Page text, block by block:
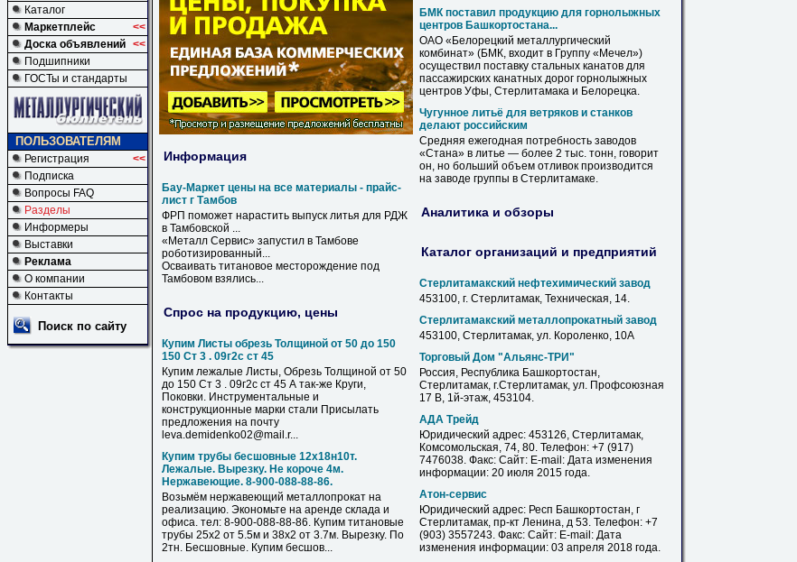
Каталог
Маркетплейс
<<
Доска объявлений <<
Подшипники
ГОСТы и стандарты
ПОЛЬЗОВАТЕЛЯМ
Регистрация
<<
Подписка
Вопросы FAQ
Разделы
Информеры
Выставки
Реклама
О компании
Контакты
Поиск по сайту
Информация
Бау-Маркет цены на все материалы - прайс-
лист г Тамбов
ФРП поможет нарастить выпуск литья для РДЖ
в Тамбовской ...
«Металл Сервис» запустил в Тамбове
роботизированный...
Осваивать титановое месторождение под
Тамбовом взялись...
Спрос на продукцию, цены
Купим Листы обрезь Толщиной от 50 до 150
150 Ст 3 . 09г2с ст 45
Купим лежалые Листы, Обрезь Толщиной от 50
до 150 Ст 3 . 09г2с ст 45 А так-же Круги,
Поковки. Инструментальные и
конструкционные марки стали Присылать
предложения на почту
leva.demidenko02@mail.r...
Купим трубы бесшовные 12х18н10т.
Лежалые. Вырезку. Не короче 4м.
Нержавеющие. 8-900-088-88-86.
Возьмём нержавеющий металлопрокат на
реализацию. Экономьте на аренде склада и
офиса. тел: 8-900-088-88-86. Купим титановые
трубы 25х2 от 5.5м и 38х2 от 3.7м. Вырезку. По
2тн. Бесшовные. Купим бесшов...
БМК поставил продукцию для горнолыжных
центров Башкортостана...
ОАО «Белорецкий металлургический
комбинат» (БМК, входит в Группу «Мечел»)
осуществил поставку стальных канатов для
пассажирских канатных дорог горнолыжных
центров Уфы, Стерлитамака и Белорецка.
Чугунное литьё для ветряков и станков
делают российским
Средняя ежегодная потребность заводов
«Стана» в литье — более 2 тыс. тонн, говорит
он, но больший объем отливок производится
на заводе группы в Стерлитамаке.
Аналитика и обзоры
Каталог организаций и предприятий
Стерлитамакский нефтехимический завод
453100, г. Стерлитамак, Техническая, 14.
Стерлитамакский металлопрокатный завод
453100, Стерлитамак, ул. Короленко, 10А
Торговый Дом "Альянс-ТРИ"
Россия, Республика Башкортостан,
Стерлитамак, г.Стерлитамак, ул. Профсоюзная
17 В, 1й-этаж, 453104.
АДА Трейд
Юридический адрес: 453126, Стерлитамак,
Комсомольская, 74, 80. Телефон: +7 (917)
7476038. Факс: Сайт: E-mail: Дата изменения
информации: 20 июля 2015 года.
Атон-сервис
Юридический адрес: Респ Башкортостан, г
Стерлитамак, пр-кт Ленина, д 53. Телефон: +7
(903) 3557243. Факс: Сайт: E-mail: Дата
изменения информации: 03 апреля 2018 года.